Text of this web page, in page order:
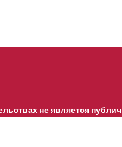
не является